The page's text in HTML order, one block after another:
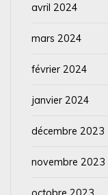
avril 2024
mars 2024
février 2024
janvier 2024
décembre 2023
novembre 2023